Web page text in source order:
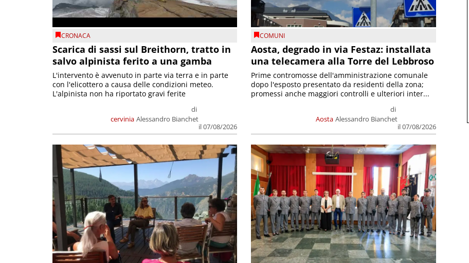
CRONACA
Scarica di sassi sul Breithorn, tratto in
salvo alpinista ferito a una gamba
cervinia
di
Alessandro Bianchet
il 07/08/2026
L'intervento è avvenuto in parte via terra e in parte
con l'elicottero a causa delle condizioni meteo.
L'alpinista non ha riportato gravi ferite
COMUNI
Aosta, degrado in via Festaz: installata
una telecamera alla Torre del Lebbroso
Aosta
di
Alessandro Bianchet
il 07/08/2026
Prime contromosse dell'amministrazione comunale
dopo l'esposto presentato da residenti della zona;
promessi anche maggiori controlli e ulteriori inter...